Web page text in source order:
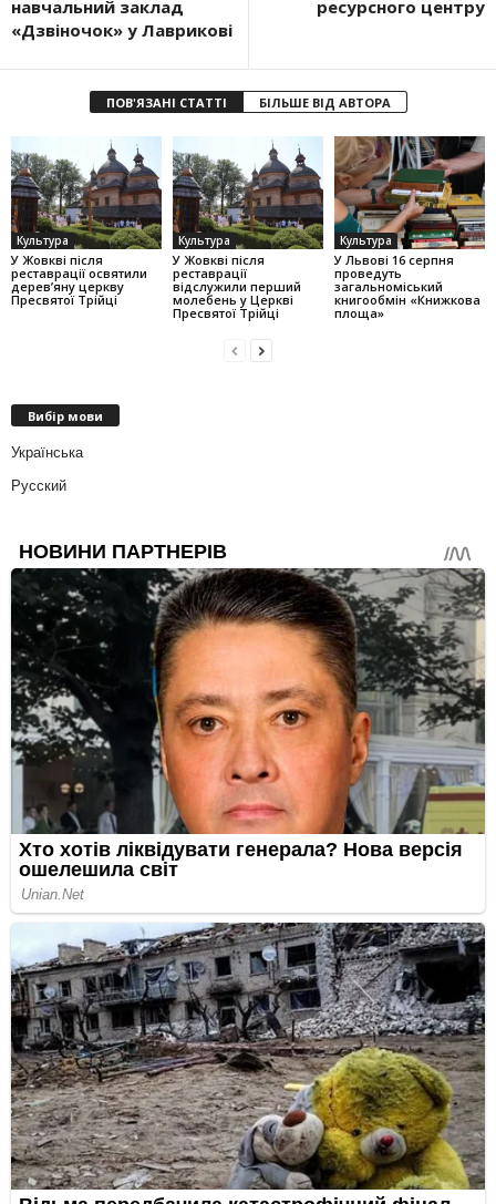
навчальний заклад
«Дзвіночок» у Лаврикові
ресурсного центру
ПОВ'ЯЗАНІ СТАТТІ БІЛЬШЕ ВІД АВТОРА
Культура
У Жовкві після
реставрації освятили
дерев’яну церкву
Пресвятої Трійці
Культура
У Жовкві після
реставрації
відслужили перший
молебень у Церкві
Пресвятої Трійці
Культура
У Львові 16 серпня
проведуть
загальноміський
книгообмін «Книжкова
площа»
Вибір мови
Українська
Русский